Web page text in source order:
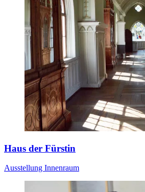
Haus der Fürstin
Ausstellung Innenraum